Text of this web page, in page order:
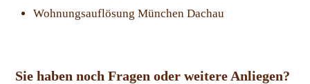
Wohnungsauflösung München Dachau
Sie haben noch Fragen oder weitere Anliegen?